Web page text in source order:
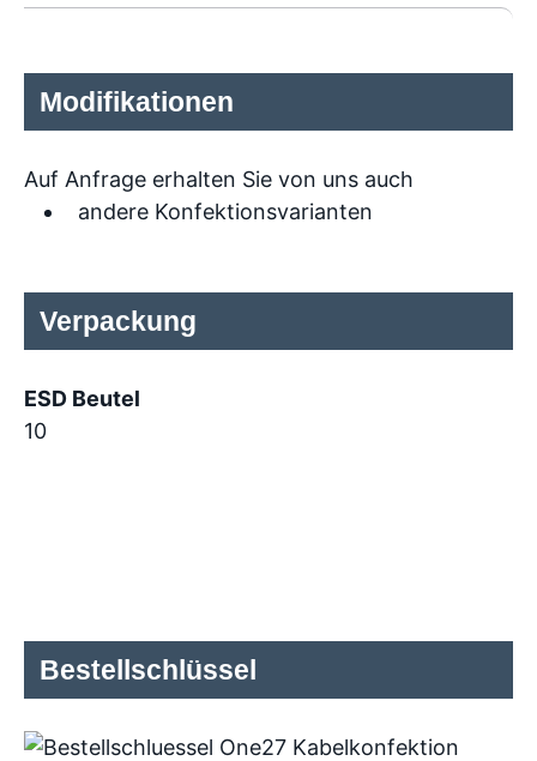
Modifikationen
Auf Anfrage erhalten Sie von uns auch
andere Konfektionsvarianten
Verpackung
ESD Beutel
10
Bestellschlüssel